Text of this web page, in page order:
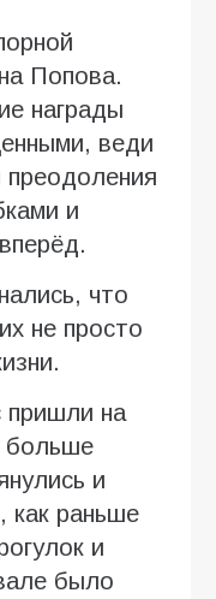
Попова.
награды
веди
преодоления
и
что
не просто
на
больше
и
как раньше
и
было